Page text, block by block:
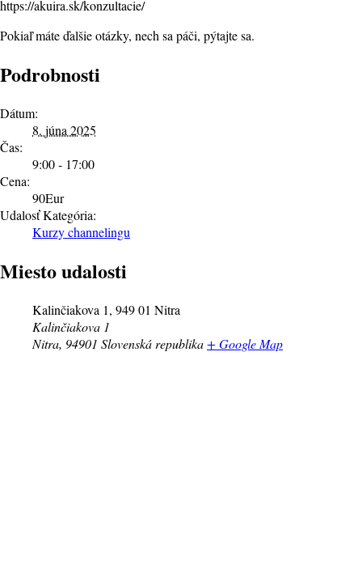
https://akuira.sk/konzultacie/
Pokiaľ máte ďalšie otázky, nech sa páči, pýtajte sa.
Podrobnosti
Dátum:
8. júna 2025
Čas:
9:00 - 17:00
Cena:
90Eur
Udalosť Kategória:
Kurzy channelingu
Miesto udalosti
Kalinčiakova 1, 949 01 Nitra
Kalinčiakova 1
Nitra, 94901 Slovenská republika+ Google Map